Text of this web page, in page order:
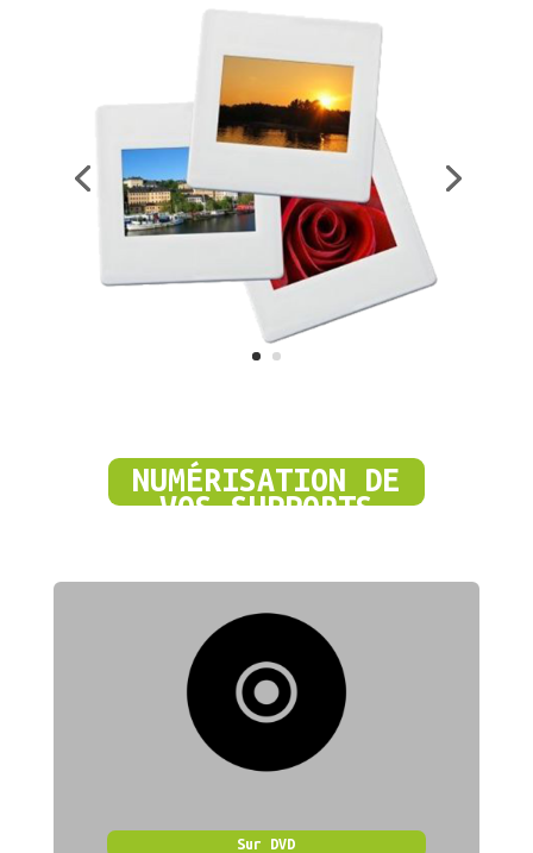
NUMÉRISATION DE
VOS SUPPORTS
Sur DVD